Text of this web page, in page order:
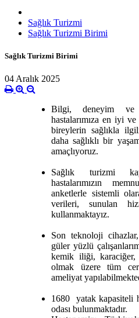
Sağlık Turizmi
Sağlık Turizmi Birimi
Sağlık Turizmi Birimi
04 Aralık 2025
Bilgi, deneyim ve
hastalarımıza en iyi
bireylerin sağlıkla
daha sağlıklı bir
amaçlıyoruz.
Sağlık turizmi
hastalarımızın
anketlerle sistemli
verileri, sunulan
kullanmaktayız.
Son teknoloji
güler yüzlü
kemik iliği, karaciğer,
olmak üzere tüm
ameliyat
1680 yatak kapasiteli
odası bulunmaktadır.